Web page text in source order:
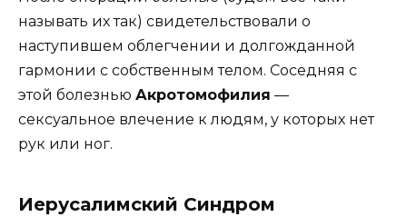
называть их так) свидетельствовали о
наступившем облегчении и долгожданной
гармонии с собственным телом. Соседняя с
этой болезнью Акротомофилия —
сексуальное влечение к людям, у которых нет
рук или ног.
Иерусалимский Синдром